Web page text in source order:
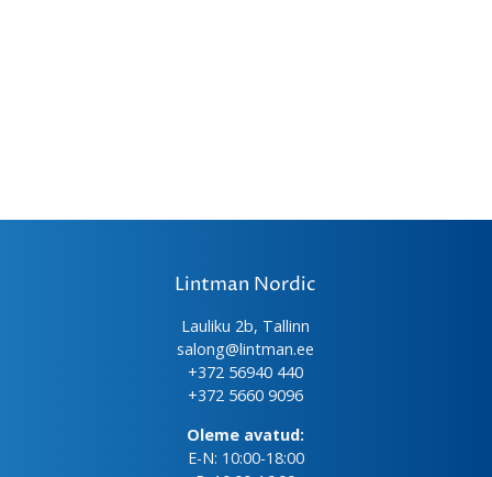
Lintman Nordic
Lauliku 2b, Tallinn
salong@lintman.ee
+372 56940 440
+372 5660 9096
Oleme avatud:
E-N: 10:00-18:00